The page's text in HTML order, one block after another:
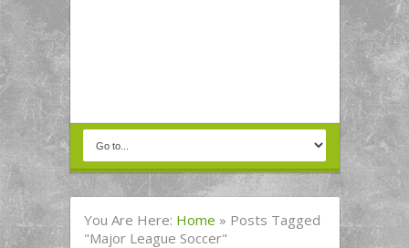
You Are Here: Home » Posts Tagged
"Major League Soccer"